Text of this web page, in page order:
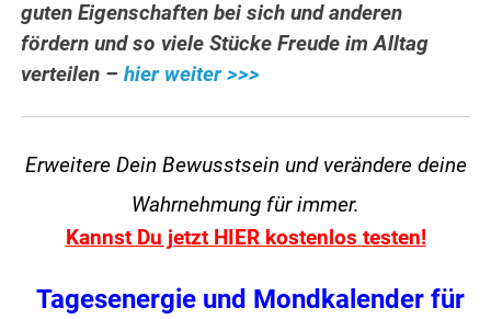
guten Eigenschaften bei sich und anderen
fördern und so viele Stücke Freude im Alltag
verteilen –hier weiter >>>
Erweitere Dein Bewusstsein und verändere deine
Wahrnehmung für immer.
Kannst Du jetzt HIER kostenlos testen!
Tagesenergie und Mondkalender für